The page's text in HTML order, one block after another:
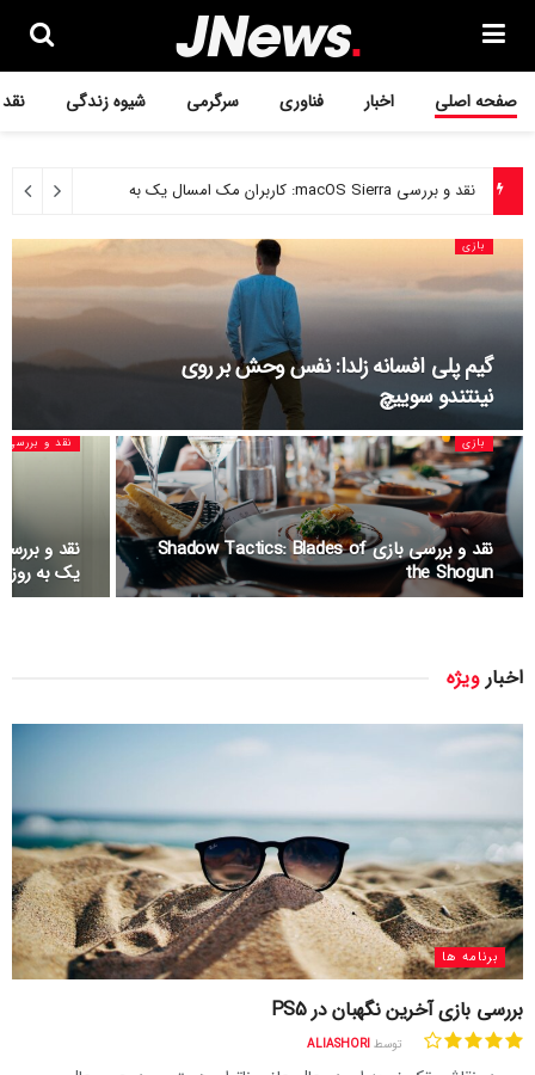
صفحه اصلی اخبار فناوری سرگرمی شیوه زندگی
نقد و بررسی macOS Sierra: کاربران مک امسال یک به روزرسانی متوسط را دریافت می کنند
بازی
گیم پلی افسانه زلدا: نفس وحش بر روی
نینتندو سوییچ
بازی
نقد و بررسی بازی Shadow Tactics: Blades of
the Shogun
نقد و بررسی
یک به
اخبارویژه
برنامه ها
بررسی بازی آخرین نگهبان در PS5
توسط ALIASHORI